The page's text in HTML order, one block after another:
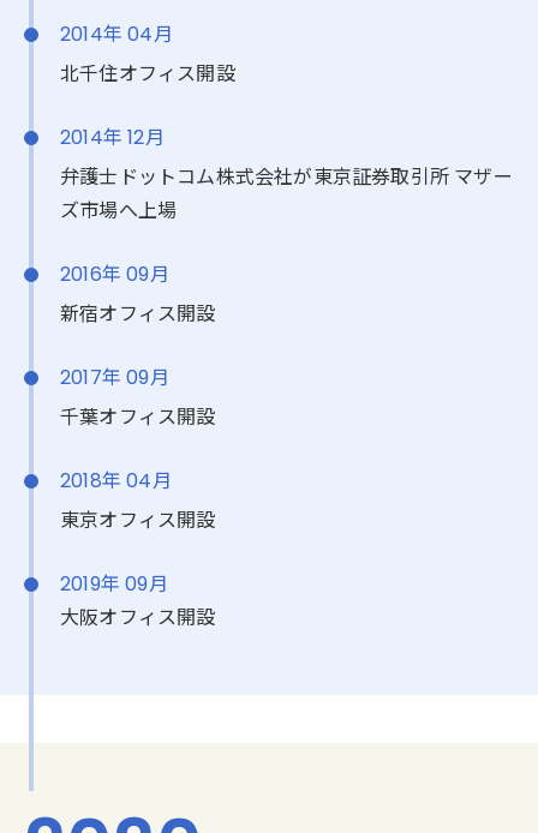
2014年 04月
北千住オフィス開設
2014年 12月
弁護士ドットコム株式会社が東京証券取引所 マザー
ズ市場へ上場
2016年 09月
新宿オフィス開設
2017年 09月
千葉オフィス開設
2018年 04月
東京オフィス開設
2019年 09月
大阪オフィス開設